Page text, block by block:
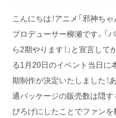
こんにちは！アニメ「邪神ち
プロデューサー柳瀬です。「
ら2期やります！」と宣言し
る1月20日のイベント当日に
期制作が決定いたしました！
通パッケージの販売数は隠す
ぴろげにしたことでファン